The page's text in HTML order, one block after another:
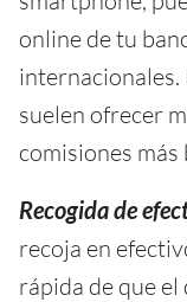
online de tu
internacionales.
suelen ofrecer
comisiones más
Recogida de
recoja en
rápida de que